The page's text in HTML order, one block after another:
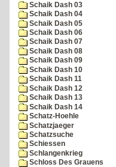
Schaik Dash 03
Schaik Dash 04
Schaik Dash 05
Schaik Dash 06
Schaik Dash 07
Schaik Dash 08
Schaik Dash 09
Schaik Dash 10
Schaik Dash 11
Schaik Dash 12
Schaik Dash 13
Schaik Dash 14
Schatz-Hoehle
Schatzjaeger
Schatzsuche
Schiessen
Schlangenkrieg
Schloss Des Grauens